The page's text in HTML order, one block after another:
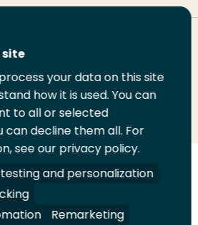
Print
deze
pagina
A-Z Index Contact
site
your data on this site
how it is used. You can
to all or selected
can decline them all. For
see our privacy policy.
and personalization
Remarketing